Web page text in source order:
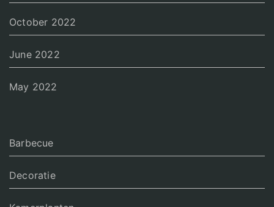
October 2022
June 2022
May 2022
Barbecue
Decoratie